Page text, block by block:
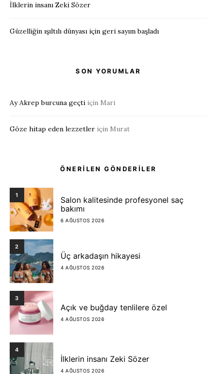
İlklerin insanı Zeki Sözer
Güzelliğin ışıltılı dünyası için geri sayım başladı
SON YORUMLAR
Ay Akrep burcuna geçti için Mari
Göze hitap eden lezzetler için Murat
ÖNERİLEN GÖNDERİLER
1
Salon kalitesinde profesyonel saç
bakımı
6 AĞUSTOS 2026
2
Üç arkadaşın hikayesi
4 AĞUSTOS 2026
3
Açık ve buğday tenlilere özel
4 AĞUSTOS 2026
4
İlklerin insanı Zeki Sözer
4 AĞUSTOS 2026